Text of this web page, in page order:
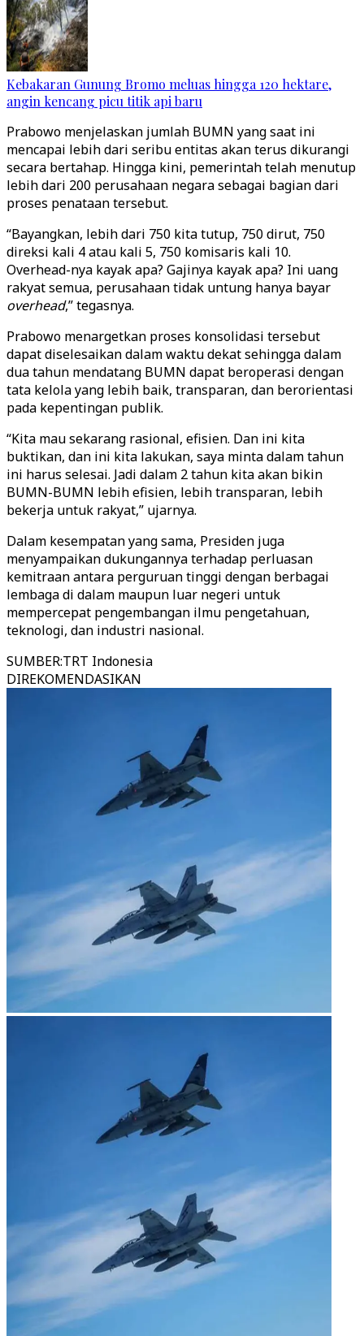
Kebakaran Gunung Bromo meluas hingga 120 hektare,
angin kencang picu titik api baru
Prabowo menjelaskan jumlah BUMN yang saat ini
mencapai lebih dari seribu entitas akan terus dikurangi
secara bertahap. Hingga kini, pemerintah telah menutup
lebih dari 200 perusahaan negara sebagai bagian dari
proses penataan tersebut.
“Bayangkan, lebih dari 750 kita tutup, 750 dirut, 750
direksi kali 4 atau kali 5, 750 komisaris kali 10.
Overhead-nya kayak apa? Gajinya kayak apa? Ini uang
rakyat semua, perusahaan tidak untung hanya bayar
overhead,” tegasnya.
Prabowo menargetkan proses konsolidasi tersebut
dapat diselesaikan dalam waktu dekat sehingga dalam
dua tahun mendatang BUMN dapat beroperasi dengan
tata kelola yang lebih baik, transparan, dan berorientasi
pada kepentingan publik.
“Kita mau sekarang rasional, efisien. Dan ini kita
buktikan, dan ini kita lakukan, saya minta dalam tahun
ini harus selesai. Jadi dalam 2 tahun kita akan bikin
BUMN-BUMN lebih efisien, lebih transparan, lebih
bekerja untuk rakyat,” ujarnya.
Dalam kesempatan yang sama, Presiden juga
menyampaikan dukungannya terhadap perluasan
kemitraan antara perguruan tinggi dengan berbagai
lembaga di dalam maupun luar negeri untuk
mempercepat pengembangan ilmu pengetahuan,
teknologi, dan industri nasional.
SUMBER:TRT Indonesia
DIREKOMENDASIKAN